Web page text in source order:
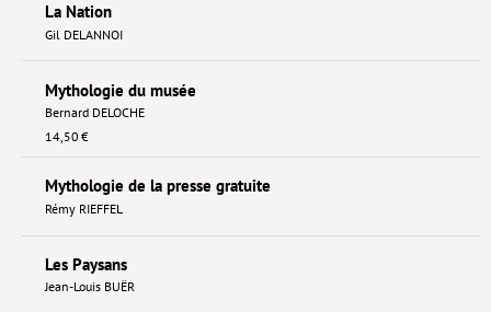
La Nation
Gil DELANNOI
Mythologie du musée
Bernard DELOCHE
14,50 €
Mythologie de la presse gratuite
Rémy RIEFFEL
Les Paysans
Jean-Louis BUËR